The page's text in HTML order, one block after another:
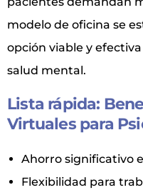
modelo de oficina se
opción viable y
salud mental.
Lista rápida:
Virtuales para
Ahorro significativo
Flexibilidad para